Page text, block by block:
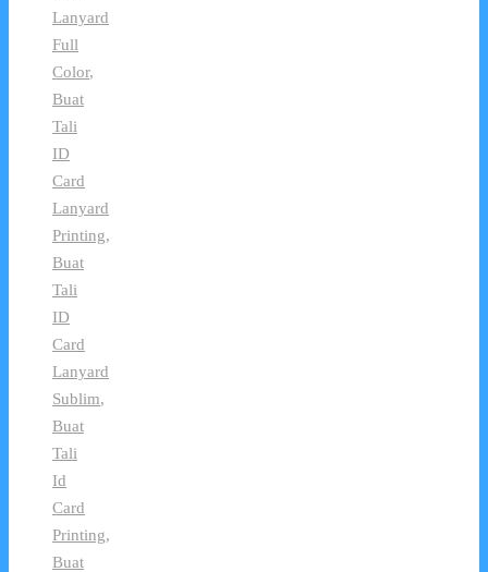
Lanyard
Full
Color,
Buat
Tali
ID
Card
Lanyard
Printing,
Buat
Tali
ID
Card
Lanyard
Sublim,
Buat
Tali
Id
Card
Printing,
Buat